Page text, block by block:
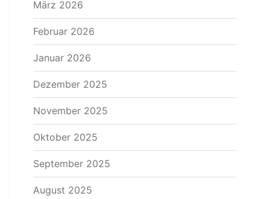
März 2026
Februar 2026
Januar 2026
Dezember 2025
November 2025
Oktober 2025
September 2025
August 2025